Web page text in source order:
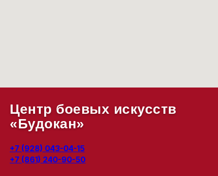
Центр боевых искусств
«Будокан»
+7 (928) 043-04-15
+7 (861) 240-90-50